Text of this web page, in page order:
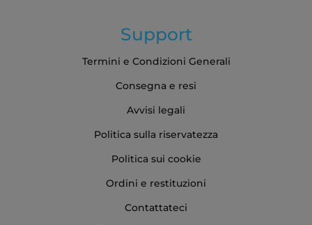
Support
Termini e Condizioni Generali
Consegna e resi
Avvisi legali
Politica sulla riservatezza
Politica sui cookie
Ordini e restituzioni
Contattateci